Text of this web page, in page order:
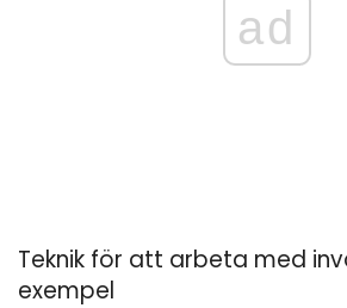
ad
Teknik för att arbeta med
exempel